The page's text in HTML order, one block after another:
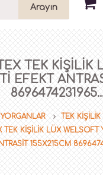
Arayın
TEK KİŞİLİK
EFEKT
YORGANLAR
TEK KİŞİLİK
TEK KİŞİLİK LÜX WELSOFT
155X215CM